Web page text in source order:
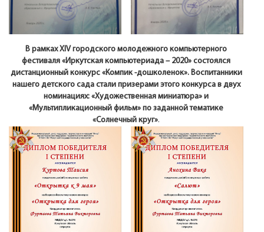
В рамках XIV городского молодежного компьютерного
фестиваля «Иркутская компьютериада – 2020» состоялся
дистанционный конкурс «Компик -дошколенок». Воспитанники
нашего детского сада стали призерами этого конкурса в двух
номинациях: «Художественная миниатюра» и
«Мультипликационный фильм» по заданной тематике
«Солнечный круг».